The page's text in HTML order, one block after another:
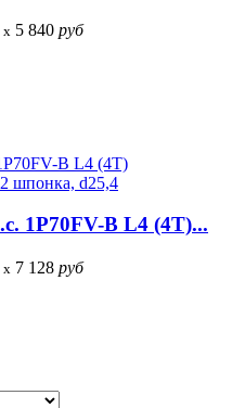
x 5 840 руб
1Р70FV-B L4 (4Т)...
x 7 128 руб